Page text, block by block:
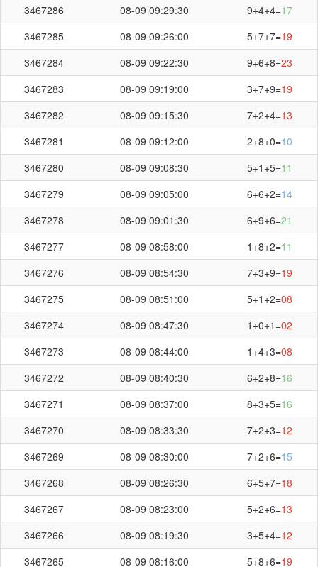
3467286
08-09 09:29:30 9+4+4=17
3467285
08-09 09:26:00 5+7+7=19
3467284
08-09 09:22:30 9+6+8=23
3467283
08-09 09:19:00 3+7+9=19
3467282
08-09 09:15:30 7+2+4=13
3467281
08-09 09:12:00 2+8+0=10
3467280
08-09 09:08:30 5+1+5=11
3467279
08-09 09:05:00 6+6+2=14
3467278
08-09 09:01:30 6+9+6=21
3467277
08-09 08:58:00 1+8+2=11
3467276
08-09 08:54:30 7+3+9=19
3467275
08-09 08:51:00 5+1+2=08
3467274
08-09 08:47:30 1+0+1=02
3467273
08-09 08:44:00 1+4+3=08
3467272
08-09 08:40:30 6+2+8=16
3467271
08-09 08:37:00 8+3+5=16
3467270
08-09 08:33:30 7+2+3=12
3467269
08-09 08:30:00 7+2+6=15
3467268
08-09 08:26:30 6+5+7=18
3467267
08-09 08:23:00 5+2+6=13
3467266
08-09 08:19:30 3+5+4=12
3467265
08-09 08:16:00 5+8+6=19